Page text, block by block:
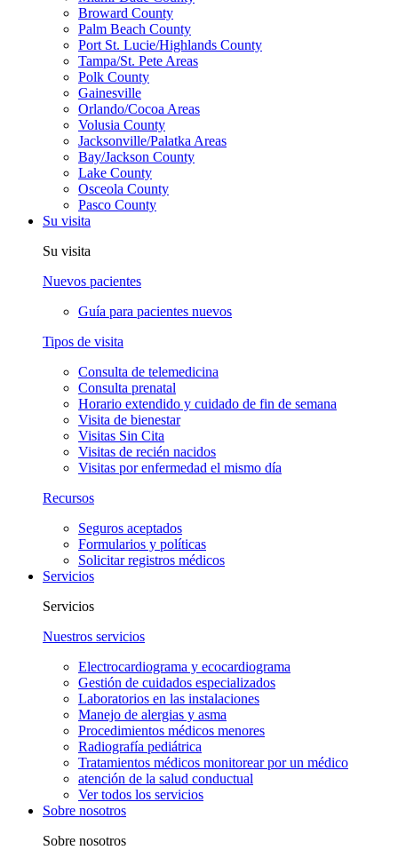
Broward County
Palm Beach County
Port St. Lucie/Highlands County
Tampa/St. Pete Areas
Polk County
Gainesville
Orlando/Cocoa Areas
Volusia County
Jacksonville/Palatka Areas
Bay/Jackson County
Lake County
Osceola County
Pasco County
Su visita
Su visita
Nuevos pacientes
Guía para pacientes nuevos
Tipos de visita
Consulta de telemedicina
Consulta prenatal
Horario extendido y cuidado de fin de semana
Visita de bienestar
Visitas Sin Cita
Visitas de recién nacidos
Visitas por enfermedad el mismo día
Recursos
Seguros aceptados
Formularios y políticas
Solicitar registros médicos
Servicios
Servicios
Nuestros servicios
Electrocardiograma y ecocardiograma
Gestión de cuidados especializados
Laboratorios en las instalaciones
Manejo de alergias y asma
Procedimientos médicos menores
Radiografía pediátrica
Tratamientos médicos monitorear por un médico
atención de la salud conductual
Ver todos los servicios
Sobre nosotros
Sobre nosotros